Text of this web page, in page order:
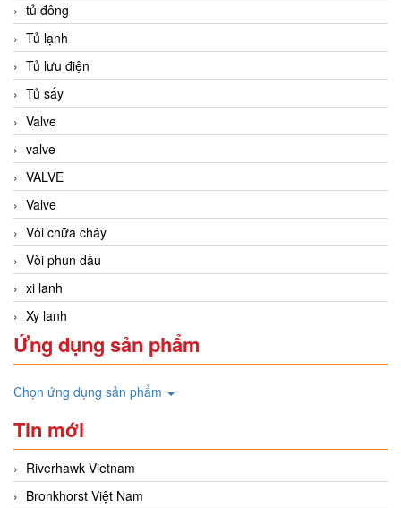
tủ đông
Tủ lạnh
Tủ lưu điện
Tủ sấy
Valve
valve
VALVE
Valve
Vòi chữa cháy
Vòi phun dầu
xi lanh
Xy lanh
Ứng dụng sản phẩm
Chọn ứng dụng sản phẩm
Tin mới
Riverhawk Vietnam
Bronkhorst Việt Nam